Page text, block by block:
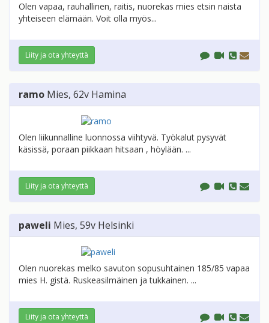
Olen vapaa, rauhallinen, raitis, nuorekas mies etsin naista
yhteiseen elämään. Voit olla myös...
Liity ja ota yhteyttä
ramo Mies, 62v Hamina
Olen liikunnalline luonnossa viihtyvä. Työkalut pysyvät
käsissä, poraan piikkaan hitsaan , höylään. ...
Liity ja ota yhteyttä
paweli Mies, 59v Helsinki
Olen nuorekas melko savuton sopusuhtainen 185/85 vapaa
mies H. gistä. Ruskeasilmäinen ja tukkainen. ...
Liity ja ota yhteyttä